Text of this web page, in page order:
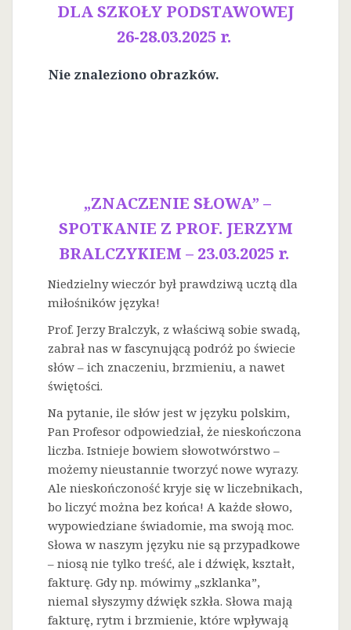
DLA SZKOŁY PODSTAWOWEJ
26-28.03.2025 r.
Nie znaleziono obrazków.
„ZNACZENIE SŁOWA” –
SPOTKANIE Z PROF. JERZYM
BRALCZYKIEM – 23.03.2025 r.
Niedzielny wieczór był prawdziwą ucztą dla
miłośników języka!
Prof. Jerzy Bralczyk, z właściwą sobie swadą,
zabrał nas w fascynującą podróż po świecie
słów – ich znaczeniu, brzmieniu, a nawet
świętości.
Na pytanie, ile słów jest w języku polskim,
Pan Profesor odpowiedział, że nieskończona
liczba. Istnieje bowiem słowotwórstwo –
możemy nieustannie tworzyć nowe wyrazy.
Ale nieskończoność kryje się w liczebnikach,
bo liczyć można bez końca! A każde słowo,
wypowiedziane świadomie, ma swoją moc.
Słowa w naszym języku nie są przypadkowe
– niosą nie tylko treść, ale i dźwięk, kształt,
fakturę. Gdy np. mówimy „szklanka”,
niemal słyszymy dźwięk szkła. Słowa mają
fakturę, rytm i brzmienie, które wpływają